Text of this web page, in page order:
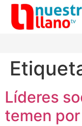
Líderes
temen